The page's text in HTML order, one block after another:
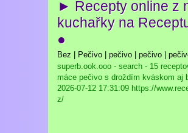
► Recepty online z
kuchařky na
●
Bez | Pečivo | pečivo | pečivo |
superb.ook.ooo - search - 15
máce pečivo s droždím kváskom aj
2026-07-12 17:31:09 https://
z/